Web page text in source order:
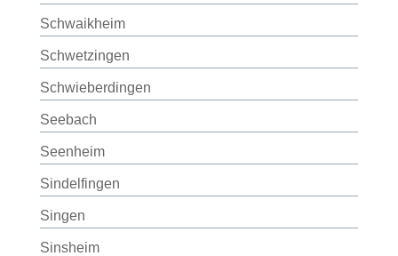
Schwaikheim
Schwetzingen
Schwieberdingen
Seebach
Seenheim
Sindelfingen
Singen
Sinsheim